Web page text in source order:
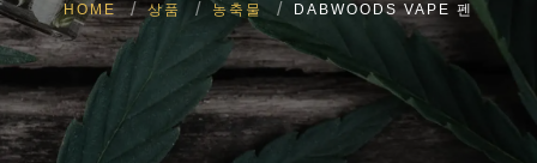
HOME 상품 농축물 DABWOODS VAPE 펜